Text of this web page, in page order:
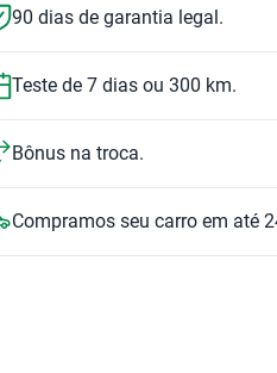
90 dias de garantia legal.
Teste de 7 dias ou 300 km.
Bônus na troca.
Compramos seu carro em até